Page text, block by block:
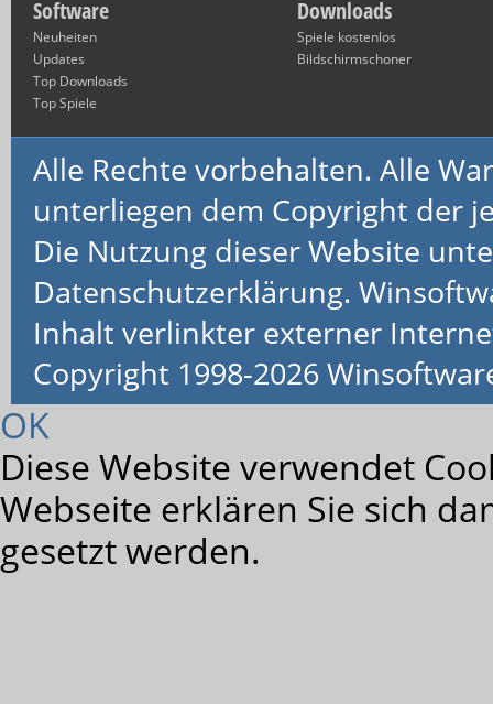
Software
Neuheiten
Updates
Top Downloads
Top Spiele
Downloads
Spiele kostenlos
Bildschirmschoner
Alle Rechte vorbehalten. Alle
unterliegen dem Copyright der
Die Nutzung dieser Website
Datenschutzerklärung.
Inhalt verlinkter externer
Copyright 1998-2026
OK
Diese Website verwendet
Webseite erklären Sie sich
gesetzt werden.